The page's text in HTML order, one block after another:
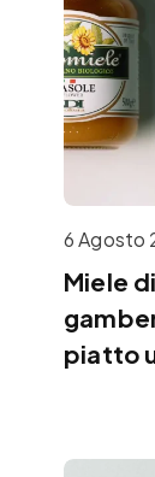
6 Agosto
Miele
piatto